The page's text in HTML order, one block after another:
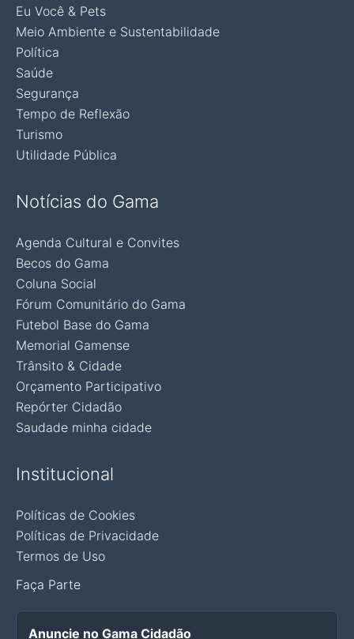
Eu Você & Pets
Meio Ambiente e Sustentabilidade
Política
Saúde
Segurança
Tempo de Reflexão
Turismo
Utilidade Pública
Notícias do Gama
Agenda Cultural e Convites
Becos do Gama
Coluna Social
Fórum Comunitário do Gama
Futebol Base do Gama
Memorial Gamense
Trânsito & Cidade
Orçamento Participativo
Repórter Cidadão
Saudade minha cidade
Institucional
Políticas de Cookies
Políticas de Privacidade
Termos de Uso
Faça Parte
Anuncie no Gama Cidadão